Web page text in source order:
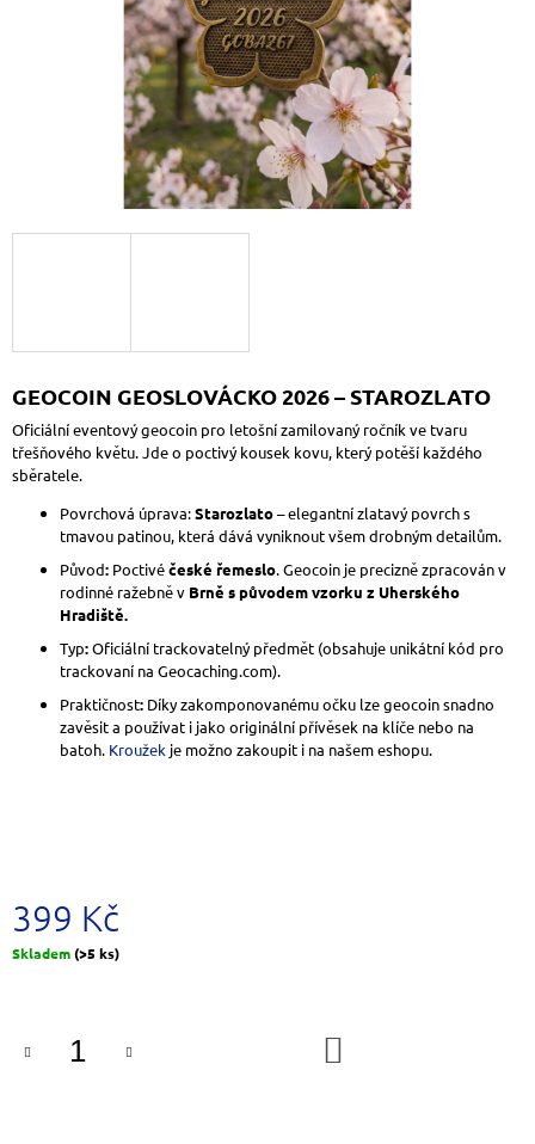
GEOCOIN GEOSLOVÁCKO 2026 – STAROZLATO
Oficiální eventový geocoin pro letošní zamilovaný ročník ve tvaru
třešňového květu. Jde o poctivý kousek kovu, který potěší každého
sběratele.
Povrchová úprava:Starozlato– elegantní zlatavý povrch s
tmavou patinou, která dává vyniknout všem drobným detailům.
Původ: Poctivéčeské řemeslo. Geocoin je precizně zpracován v
rodinné ražebně v Brně s původem vzorku z Uherského
Hradiště.
Typ:Oficiální trackovatelný předmět (obsahuje unikátní kód pro
trackovaní na Geocaching.com).
Praktičnost: Díky zakomponovanému očku lze geocoin snadno
zavěsit a používat i jako originální přívěsek na klíče nebo na
batoh. Kroužek je možno zakoupit i na našem eshopu.
399 Kč
Měrná
Skladem(>5 ks)
O
P
O
R
U
LIMITOVANÝ
STAROMĚDĚNÝ
KVĚT